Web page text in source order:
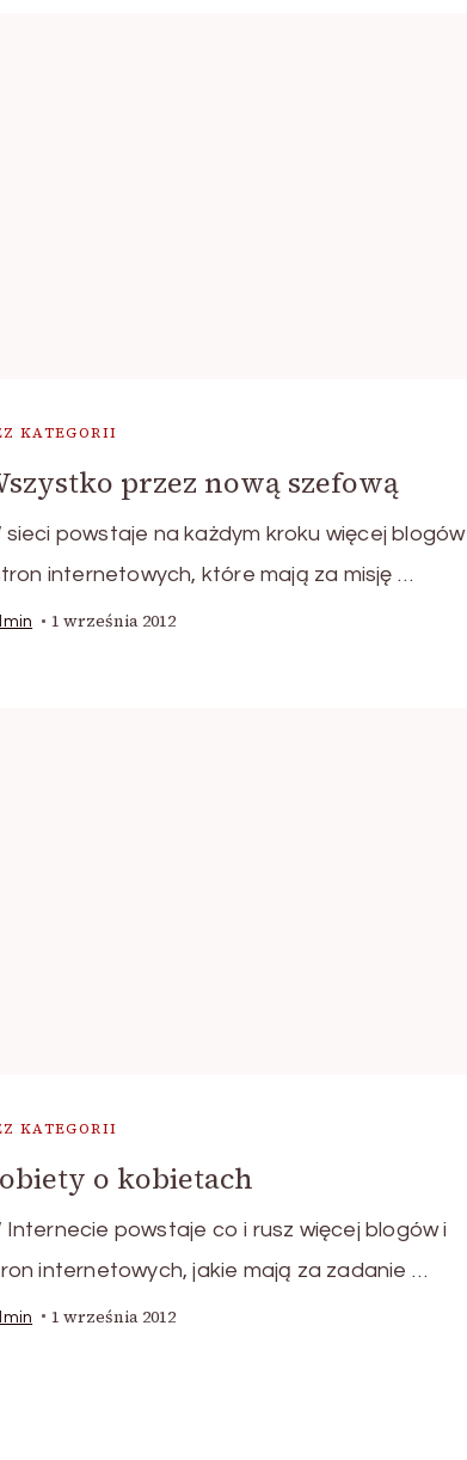
KATEGORII
przez nową szefową
sieci powstaje na każdym kroku więcej blogów
internetowych, które mają za misję …
1 września 2012
KATEGORII
o kobietach
Internecie powstaje co i rusz więcej blogów i
internetowych, jakie mają za zadanie …
1 września 2012